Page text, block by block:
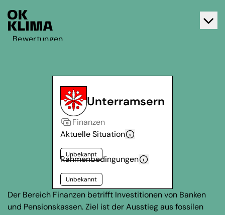
Bewertungen
Unterramsern
Finanzen
Aktuelle Situation
Unbekannt
Rahmenbedingungen
Unbekannt
Der Bereich Finanzen betrifft Investitionen von Banken
und Pensionskassen. Ziel ist der Ausstieg aus fossilen